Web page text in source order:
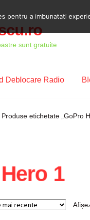
sunt gratuite
Deblocare Radio
Cod Deblocare Radio,
Produse etichetate „GoPro
1
pentru a imbunatati